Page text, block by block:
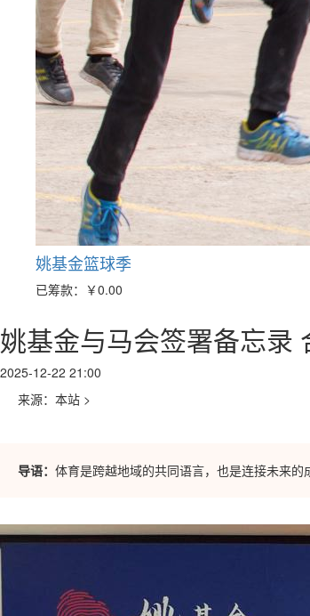
姚基金篮球季
已筹款： ￥0.00
姚基金与马会签署备忘录
2025-12-22 21:00
来源：本站 >
导语： 体育是跨越地域的共同语言，也是连接未来